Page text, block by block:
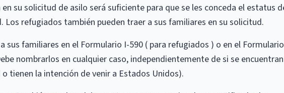
su solicitud de asilo será suficiente para que se les conceda el estatus
Los refugiados también pueden traer a sus familiares en su solicitud.
sus familiares en el Formulario I-590 ( para refugiados ) o en el
nombrarlos en cualquier caso, independientemente de si se encuentran
tienen la intención de venir a Estados Unidos).